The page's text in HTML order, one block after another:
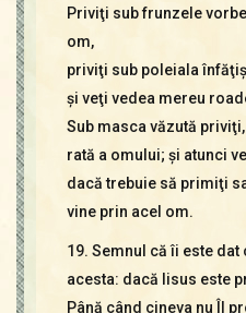
Priviţi sub frunzele
om,
priviţi sub poleiala
şi veţi vedea mereu
Sub masca văzută
rată a omului; şi atunci
dacă trebuie să primiţi
vine prin acel om.
19. Semnul că îi este dat
acesta: dacă Iisus este
Până când cineva nu Îl